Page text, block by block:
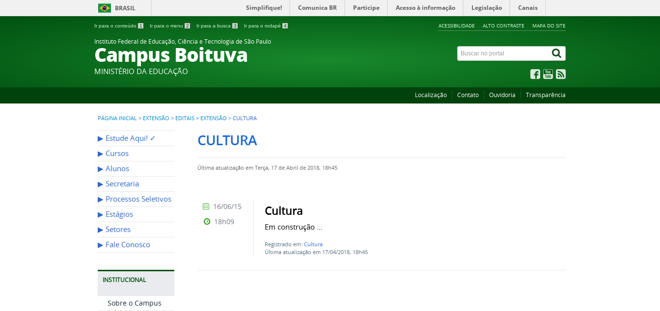
BRASIL Simplifique! Comunica BR Participe Acesso à informação Legislação Canais
Ir para o conteúdo 1 Ir para o menu 2 Ir para a busca 3 Ir para o rodapé 4 ACESSIBILIDADE ALTO CONTRASTE MAPA DO SITE
Instituto Federal de Educação, Ciência e Tecnologia de São Paulo
Campus Boituva
MINISTÉRIO DA EDUCAÇÃO
Localização Contato Ouvidoria Transparência
PÁGINA INICIAL > EXTENSÃO > EDITAIS > EXTENSÃO > CULTURA
▶︎ Estude Aqui! ✓
▶︎ Cursos
▶︎ Alunos
▶︎ Secretaria
▶︎ Processos Seletivos
▶︎ Estágios
▶︎ Setores
▶︎ Fale Conosco
INSTITUCIONAL
Sobre o Campus
CULTURA
Última atualização em Terça, 17 de Abril de 2018, 18h45
Cultura
Em construção ...
Registrado em:Cultura
Última atualização em 17/04/2018, 18h45
16/06/15
18h09